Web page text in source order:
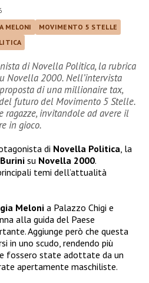
MELONI
MOVIMENTO 5 STELLE
di Novella Politica, la rubrica
Novella 2000. Nell’intervista
di una millionaire tax,
futuro del Movimento 5 Stelle.
ragazze, invitandole ad avere il
in gioco.
di Novella Politica , la
su Novella 2000.
temi dell’attualità
Melonia Palazzo Chigi e
alla guida del Paese
Aggiunge però che questa
in uno scudo, rendendo più
fossero state adottate da un
apertamente maschiliste.